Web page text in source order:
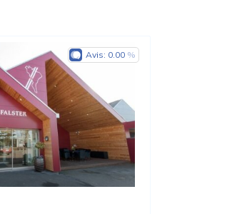
Avis: 0.00